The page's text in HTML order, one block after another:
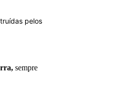
pelos
sempre